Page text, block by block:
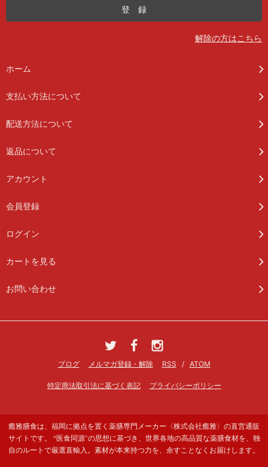
解除の方はこちら
ホーム
支払い方法について
配送方法について
返品について
アカウント
会員登録
ログイン
カートを見る
お問い合わせ
ブログ メルマガ登録・解除 RSS / ATOM
特定商法取引法に基づく表記 プライバシーポリシー
癒雅膳食は、福岡に拠点を置く薬膳専門メーカー〈株式会社癒雅〉の直営通販
サイトです。 “医食同源”の思想に基づき、世界各地の高品質な薬膳食材を、独
自のルートで厳選直輸入。素材が本来持つ力を、余すことなくお届けします。